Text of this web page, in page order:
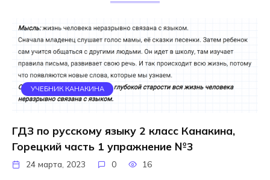
УЧЕБНИК КАНАКИНА
ГДЗ по русскому языку 2 класс Канакина,
Горецкий часть 1 упражнение №3
24 марта, 2023 0 16